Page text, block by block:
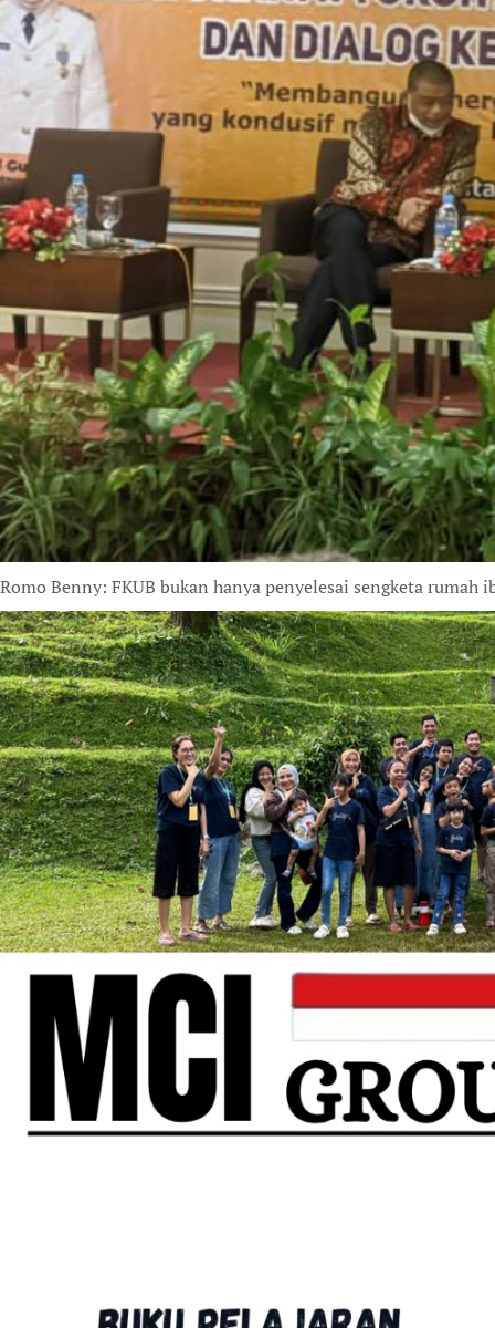
Romo Benny: FKUB bukan hanya penyelesai sengketa rumah